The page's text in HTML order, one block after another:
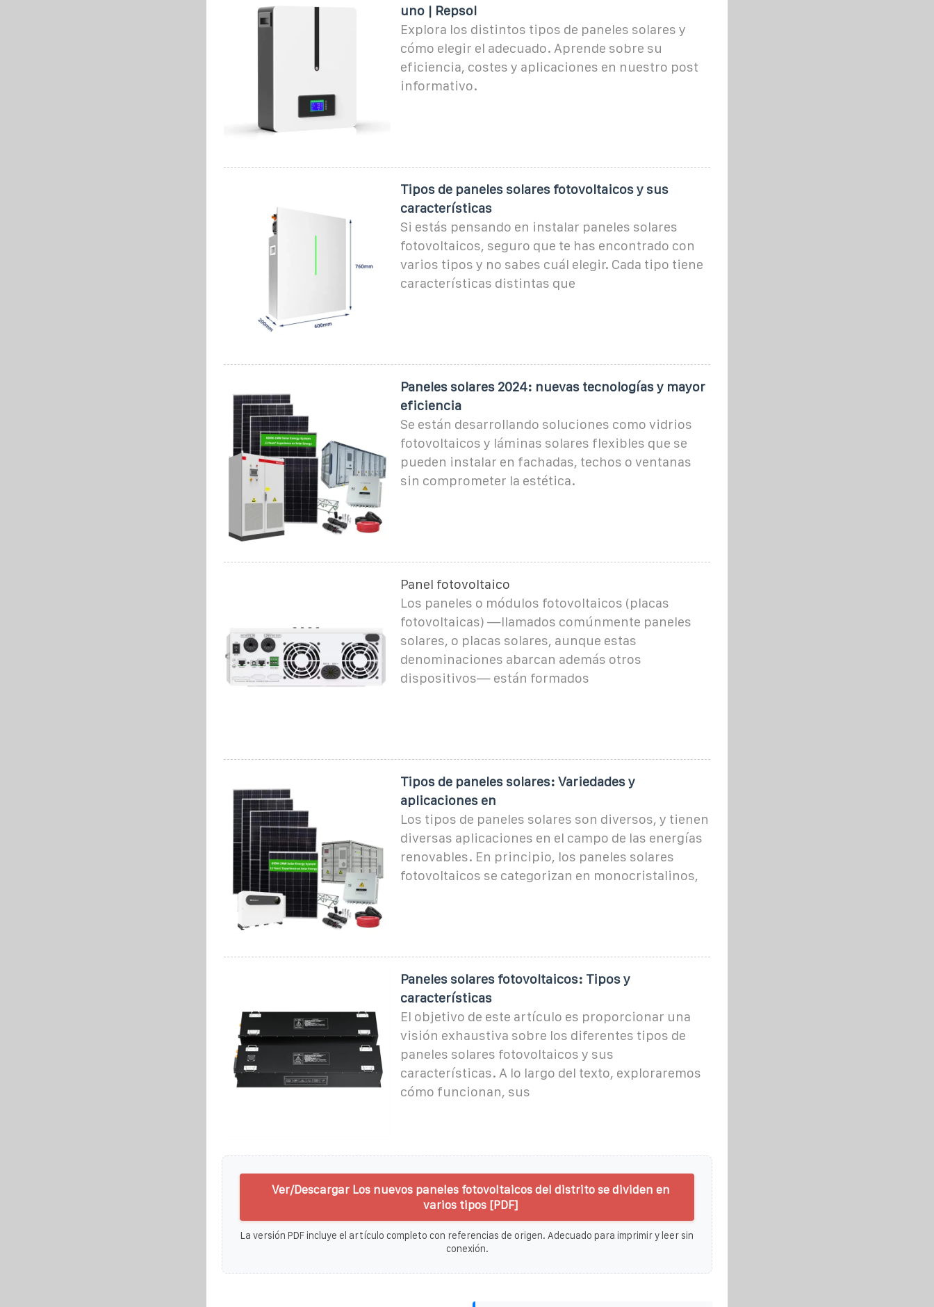
uno | Repsol
Explora los distintos tipos de paneles solares y
cómo elegir el adecuado. Aprende sobre su
eficiencia, costes y aplicaciones en nuestro post
informativo.
Tipos de paneles solares fotovoltaicos y sus
características
Si estás pensando en instalar paneles solares
fotovoltaicos, seguro que te has encontrado con
varios tipos y no sabes cuál elegir. Cada tipo tiene
características distintas que
Paneles solares 2024: nuevas tecnologías y mayor
eficiencia
Se están desarrollando soluciones como vidrios
fotovoltaicos y láminas solares flexibles que se
pueden instalar en fachadas, techos o ventanas
sin comprometer la estética.
Panel fotovoltaico
Los paneles o módulos fotovoltaicos (placas
fotovoltaicas) —llamados comúnmente paneles
solares, o placas solares, aunque estas
denominaciones abarcan además otros
dispositivos— están formados
Tipos de paneles solares: Variedades y
aplicaciones en
Los tipos de paneles solares son diversos, y tienen
diversas aplicaciones en el campo de las energías
renovables. En principio, los paneles solares
fotovoltaicos se categorizan en monocristalinos,
Paneles solares fotovoltaicos: Tipos y
características
El objetivo de este artículo es proporcionar una
visión exhaustiva sobre los diferentes tipos de
paneles solares fotovoltaicos y sus
características. A lo largo del texto, exploraremos
cómo funcionan, sus
Ver/Descargar Los nuevos paneles fotovoltaicos del distrito se dividen en
varios tipos [PDF]
La versión PDF incluye el artículo completo con referencias de origen. Adecuado para imprimir y leer sin
conexión.